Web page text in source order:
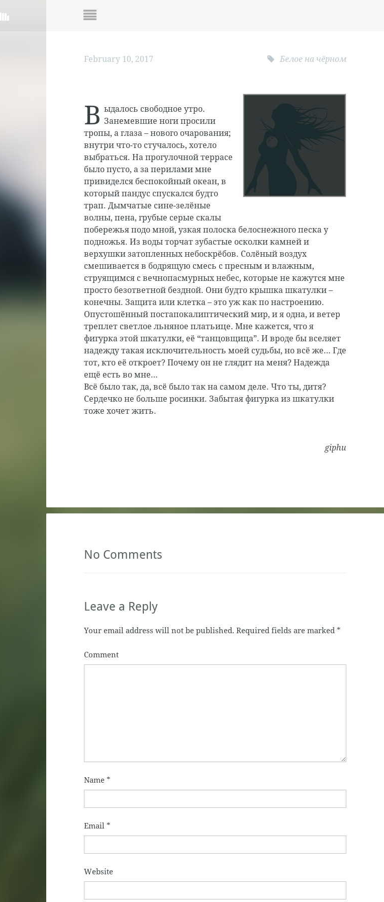
February 10, 2017 Белое на чёрном
В ыдалось свободное утро.
Занемевшие ноги просили
тропы, а глаза – нового очарования;
внутри что-то стучалось, хотело
выбраться. На прогулочной террасе
было пусто, а за перилами мне
привиделся беспокойный океан, в
который пандус спускался будто
трап. Дымчатые сине-зелёные
волны, пена, грубые серые скалы
побережья подо мной, узкая полоска белоснежного песка у
подножья. Из воды торчат зубастые осколки камней и
верхушки затопленных небоскрёбов. Солёный воздух
смешивается в бодрящую смесь с пресным и влажным,
струящимся с вечнопасмурных небес, которые не кажутся мне
просто безответной бездной. Они будто крышка шкатулки –
конечны. Защита или клетка – это уж как по настроению.
Опустошённый постапокалиптический мир, и я одна, и ветер
треплет светлое льняное платьице. Мне кажется, что я
фигурка этой шкатулки, её “танцовщица”. И вроде бы вселяет
надежду такая исключительность моей судьбы, но всё же… Где
тот, кто её откроет? Почему он не глядит на меня? Надежда
ещё есть во мне…
Всё было так, да, всё было так на самом деле. Что ты, дитя?
Сердечко не больше росинки. Забытая фигурка из шкатулки
тоже хочет жить.
giphu
No Comments
Leave a Reply
Your email address will not be published. Required fields are marked *
Comment
Name *
Email *
Website